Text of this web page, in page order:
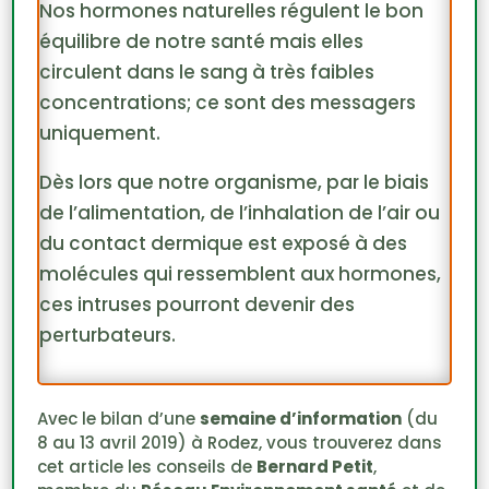
Nos hormones naturelles régulent le bon
équilibre de notre santé mais elles
circulent dans le sang à très faibles
concentrations; ce sont des messagers
uniquement.
Dès lors que notre organisme, par le biais
de l’alimentation, de l’inhalation de l’air ou
du contact dermique est exposé à des
molécules qui ressemblent aux hormones,
ces intruses pourront devenir des
perturbateurs.
Avec le bilan d’une semaine d’information (du
8 au 13 avril 2019) à Rodez, vous trouverez dans
cet article les conseils de Bernard Petit,